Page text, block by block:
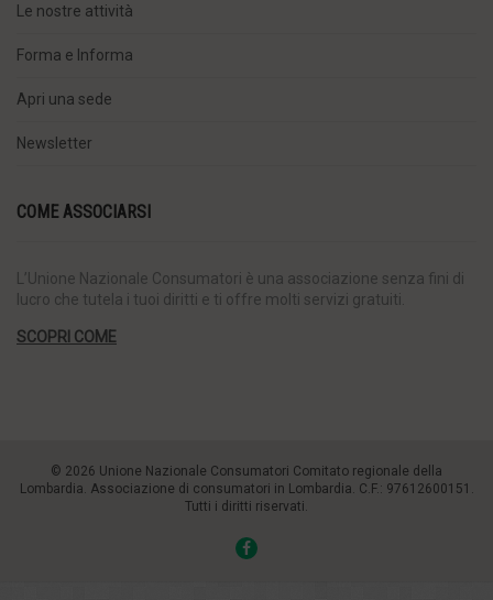
Le nostre attività
Forma e Informa
Apri una sede
Newsletter
COME ASSOCIARSI
L’Unione Nazionale Consumatori è una associazione senza fini di
lucro che tutela i tuoi diritti e ti offre molti servizi gratuiti.
SCOPRI COME
© 2026 Unione Nazionale Consumatori Comitato regionale della
Lombardia. Associazione di consumatori in Lombardia. C.F.: 97612600151.
Tutti i diritti riservati.